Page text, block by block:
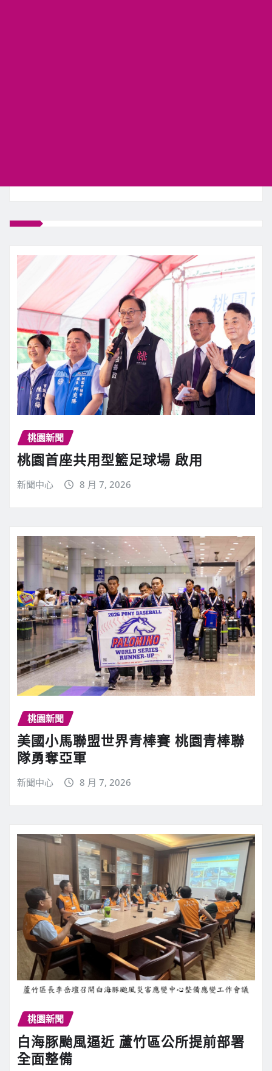
桃園新聞
桃園首座共用型籃足球場 啟用
新聞中心 8 月 7, 2026
桃園新聞
美國小馬聯盟世界青棒賽 桃園青棒聯
隊勇奪亞軍
新聞中心 8 月 7, 2026
桃園新聞
白海豚颱風逼近 蘆竹區公所提前部署
全面整備